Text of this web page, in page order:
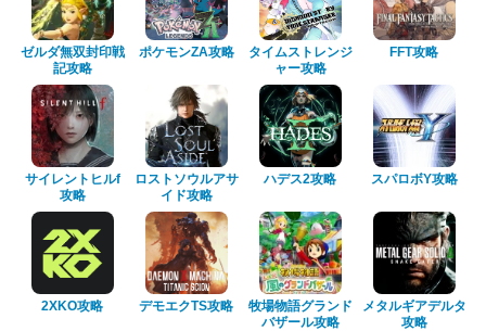
ゼルダ無双封印戦
記攻略
ポケモンZA攻略
タイムストレンジ
ャー攻略
FFT攻略
サイレントヒルf
攻略
ロストソウルアサ
イド攻略
ハデス2攻略 スパロボY攻略
2XKO攻略 デモエクTS攻略
牧場物語グランド
バザール攻略
メタルギアデルタ
攻略